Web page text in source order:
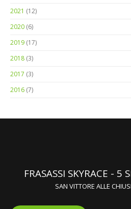
2021 (12)
2020 (6)
2019 (17)
2018 (3)
2017 (3)
2016 (7)
FRASASSI SKYRACE - 5
SAN VITTORE ALLE